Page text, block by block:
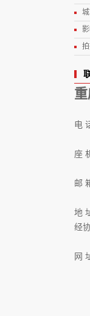
电
座
邮
地
经
网